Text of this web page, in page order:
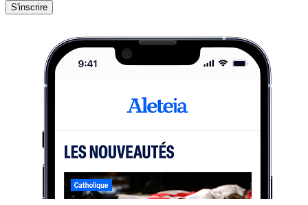
S'inscrire